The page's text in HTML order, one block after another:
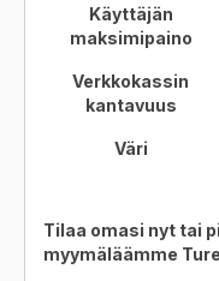
Käyttäjän
maksimipaino
Verkkokassin
kantavuus
Väri
Tilaa omasi nyt tai
myymäläämme